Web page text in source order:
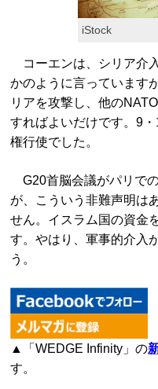
iStock
コーエンは、シリア介
かのように言っています
リアを攻撃し、他の
すればよいだけです。9
権行使でした。
G20首脳会議がパリで
が、こういう非難声明は
せん。イスラム国の資金
す。やはり、軍事的介入
う。
▲「WEDGE Infinity」の
す。